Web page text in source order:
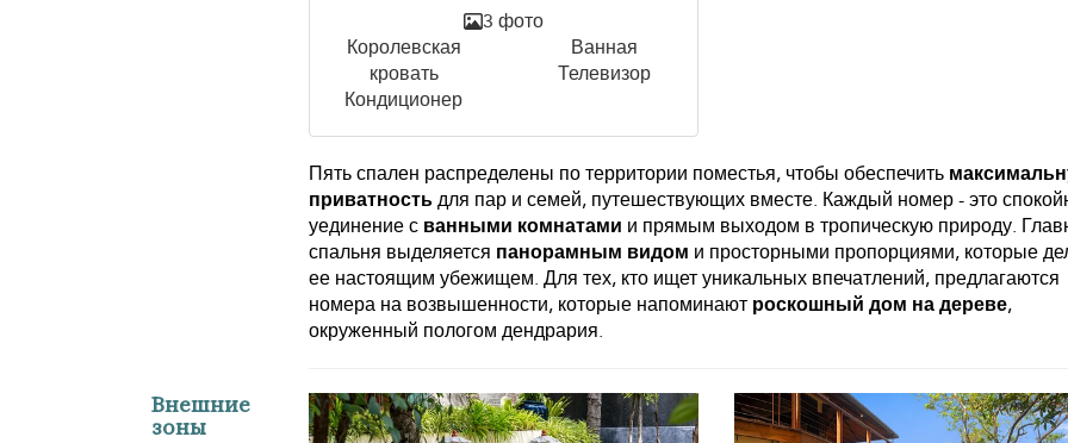
3 фото
Королевская
кровать
Ванная
Телевизор
Кондиционер
Пять спален распределены по территории поместья, чтобы обеспечить
приватностьдля пар и семей, путешествующих вместе. Каждый номер - это
уединение с ванными комнатами и прямым выходом в тропическую природу.
спальня выделяется панорамным видом и просторными пропорциями, которые
ее настоящим убежищем. Для тех, кто ищет уникальных впечатлений, предлагаются
номера на возвышенности, которые напоминают роскошный дом на дереве,
окруженный пологом дендрария.
Внешние
зоны